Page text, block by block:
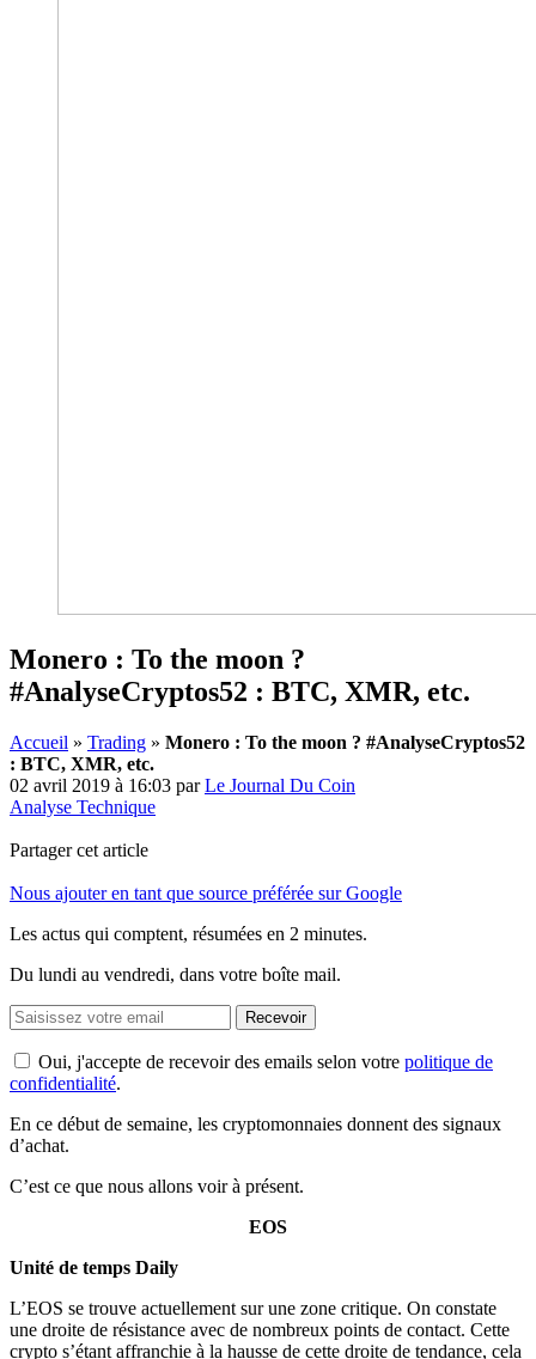
Monero : To the moon ?
#AnalyseCryptos52 : BTC, XMR, etc.
Accueil » Trading » Monero : To the moon ? #AnalyseCryptos52
: BTC, XMR, etc.
02 avril 2019 à 16:03 parLe Journal Du Coin
Analyse Technique
Partager cet article
Nous ajouter en tant que source préférée sur Google
Les actus qui comptent, résumées en 2 minutes.
Du lundi au vendredi, dans votre boîte mail.
Recevoir
Oui, j'accepte de recevoir des emails selon votre politique de
confidentialité.
En ce début de semaine, les cryptomonnaies donnent des signaux
d’achat.
C’est ce que nous allons voir à présent.
EOS
Unité de temps Daily
L’EOS se trouve actuellement sur une zone critique. On constate
une droite de résistance avec de nombreux points de contact. Cette
crypto s’étant affranchie à la hausse de cette droite de tendance, cela